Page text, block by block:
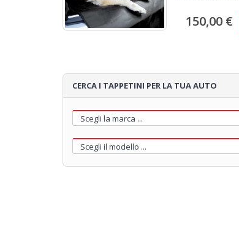
150,00 €
CERCA I TAPPETINI PER LA TUA AUTO